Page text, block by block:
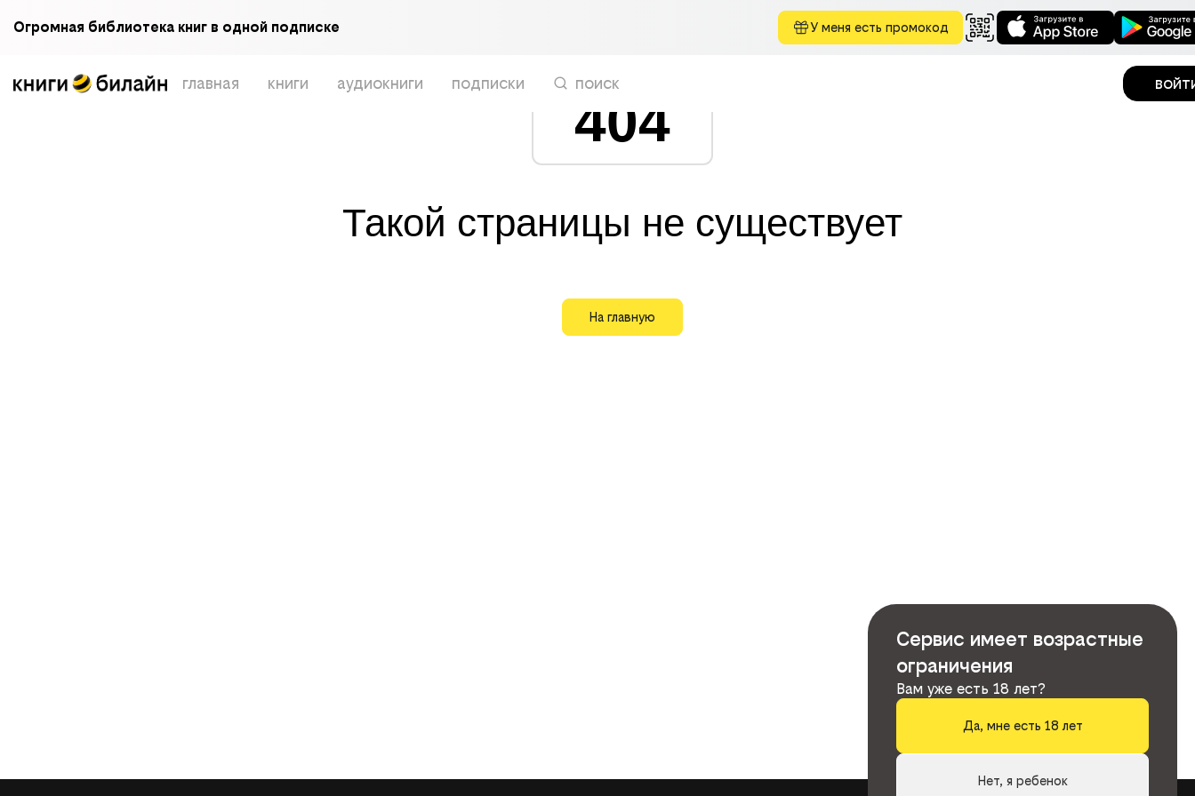
Огромная библиотека книг в одной подписке У меня есть промокод
главная книги аудиокниги подписки поиск
404
Такой страницы не существует
На главную
Сервис имеет возрастные
ограничения
Вам уже есть 18 лет?
Да, мне есть 18 лет
Нет, я ребенок